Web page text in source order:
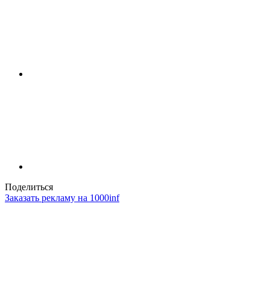
Поделиться
Заказать рекламу на 1000inf